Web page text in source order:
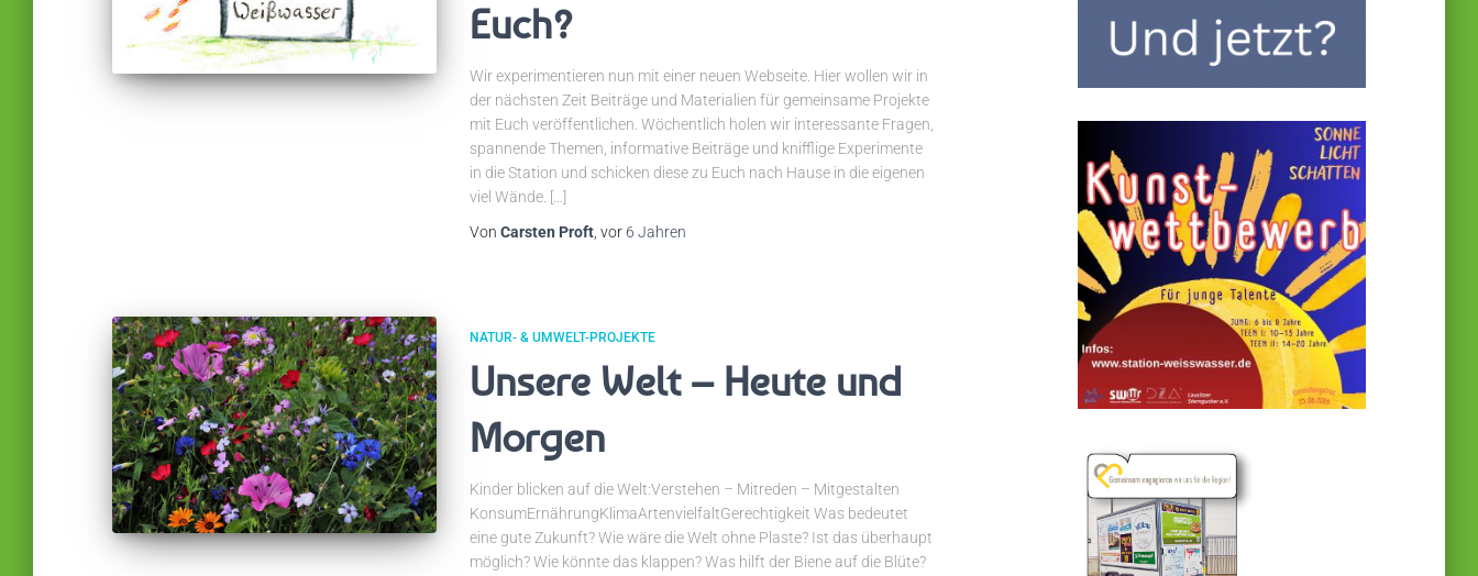
Euch?
Wir experimentieren nun mit einer neuen Webseite. Hier wollen wir in
der nächsten Zeit Beiträge und Materialien für gemeinsame Projekte
mit Euch veröffentlichen. Wöchentlich holen wir interessante Fragen,
spannende Themen, informative Beiträge und knifflige Experimente
in die Station und schicken diese zu Euch nach Hause in die eigenen
viel Wände. […]
Von Carsten Proft , vor 6 Jahren
NATUR- & UMWELT-PROJEKTE
Unsere Welt – Heute und
Morgen
Kinder blicken auf die Welt:Verstehen – Mitreden – Mitgestalten
KonsumErnährungKlimaArtenvielfaltGerechtigkeit Was bedeutet
eine gute Zukunft? Wie wäre die Welt ohne Plaste? Ist das überhaupt
möglich? Wie könnte das klappen? Was hilft der Biene auf die Blüte?